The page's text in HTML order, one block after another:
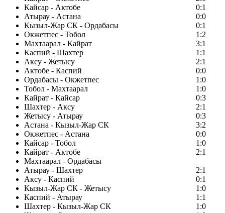
Кайсар - Актобе
0:1
Атырау - Астана
0:0
Кызыл-Жар СК - Ордабасы
0:1
Окжетпес - Тобол
1:2
Махтаарал - Кайрат
3:1
Каспий - Шахтер
1:1
Аксу - Жетысу
2:1
Актобе - Каспий
0:0
Ордабасы - Окжетпес
1:0
Тобол - Махтаарал
1:0
Кайрат - Кайсар
0:3
Шахтер - Аксу
2:1
Жетысу - Атырау
0:3
Астана - Кызыл-Жар СК
3:2
Окжетпес - Астана
0:0
Кайсар - Тобол
1:0
Кайрат - Актобе
2:1
Махтаарал - Ордабасы
Атырау - Шахтер
2:1
Аксу - Каспий
0:1
Кызыл-Жар СК - Жетысу
1:0
Каспий - Атырау
1:1
Шахтер - Кызыл-Жар СК
1:0